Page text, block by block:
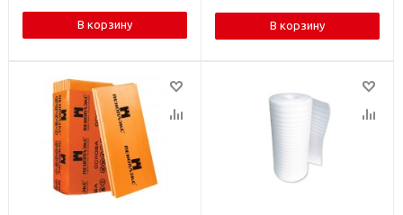
В корзину В корзину